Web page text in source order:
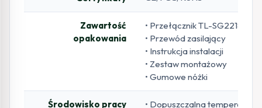
Zawartość
opakowania
• Przełącznik TL-SG2218
• Przewód zasilający
• Instrukcja instalacji
• Zestaw montażowy
• Gumowe nóżki
Środowisko pracy
• Dopuszczalna temperatura